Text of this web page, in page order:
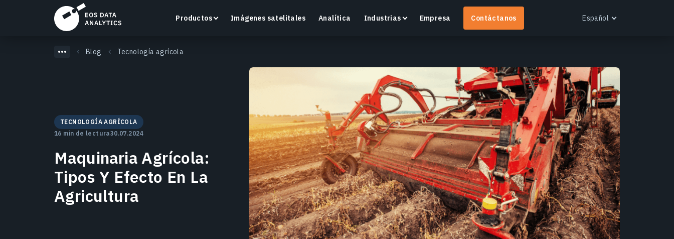
Productos
Busca, visualiza y analiza imágenes satelitales
directamente en tu navegador.
Más información
Supervisa la salud de los cultivos y las condiciones
del campo con una plataforma inteligente de
agricultura de precisión.
Más información
EOS RayVision
Obtén informes analíticos personalizados con
visualización avanzada para cualquier industria.
Más información
Imágenes satelitales Analítica Industrias Empresa Contáctanos Español
Português
Українська
Русский
Blog Tecnología agrícola
TECNOLOGÍA AGRÍCOLA
16 min de lectura30.07.2024
Maquinaria Agrícola:
Tipos Y Efecto En La
Agricultura